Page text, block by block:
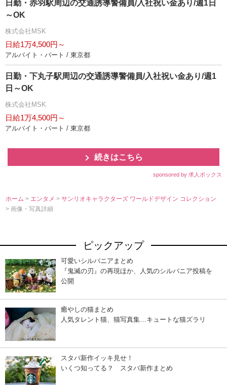
日勤・赤羽駅周辺の交通誘導警備員/入社祝い金あり/週1日
～OK
株式会社MSK
日給1万4,500円～
アルバイト・パート / 東京都
日勤・下丸子駅周辺の交通誘導警備員/入社祝い金あり/週1
日～OK
株式会社MSK
日給1万4,500円～
アルバイト・パート / 東京都
続きはこちら
sponsored by 求人ボックス
ホーム > エンタメ>サンリオキャラクターズ ワールドデザイン コレクション
> 画像・写真詳細
ピックアップ
可愛いシルバニアまとめ
『鬼滅の刃』の再現ほか、人気のシルバニア投稿を
公開
癒やしの猫まとめ
人気タレント猫、猫写真集…キュートな猫ズラリ
スタバ新作イッキ見せ！
いくつ知ってる？ スタバ新作まとめ